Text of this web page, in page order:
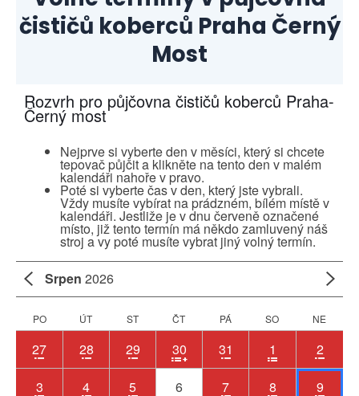
čističů koberců Praha Černý
Most